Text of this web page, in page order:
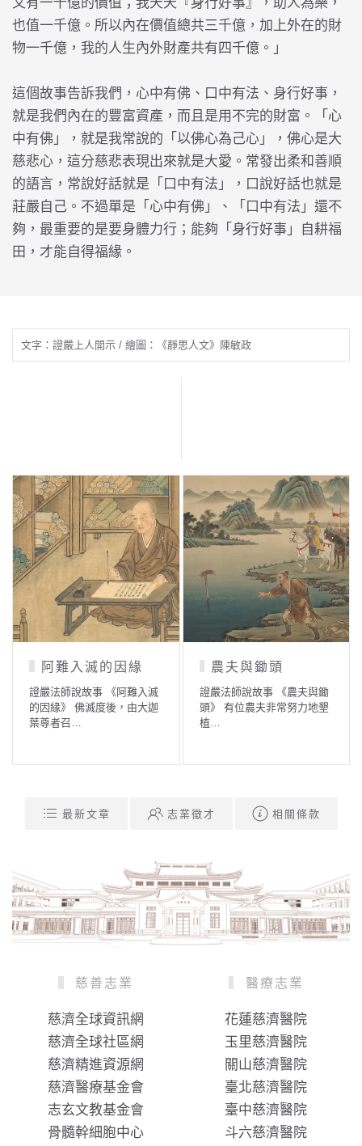
也值一千億。所以內在價值總共三千億，加上外在的財
物一千億，我的人生內外財產共有四千億。」
這個故事告訴我們，心中有佛、口中有法、身行好事，
就是我們內在的豐富資產，而且是用不完的財富。「心
中有佛」，就是我常說的「以佛心為己心」，佛心是大
慈悲心，這分慈悲表現出來就是大愛。常發出柔和善順
的語言，常說好話就是「口中有法」，口說好話也就是
莊嚴自己。不過單是「心中有佛」、「口中有法」還不
夠，最重要的是要身體力行；能夠「身行好事」自耕福
田，才能自得福緣。
文字：證嚴上人開示 / 繪圖：《靜思人文》陳敏政
阿難入滅的因緣
證嚴法師說故事 《阿難入滅
的因緣》 佛滅度後，由大迦
葉尊者召…
農夫與鋤頭
證嚴法師說故事 《農夫與鋤
頭》 有位農夫非常努力地墾
植…
最新文章 志業徵才 相關條款
慈善志業
慈濟全球資訊網
慈濟全球社區網
慈濟精進資源網
慈濟醫療基金會
志玄文教基金會
骨髓幹細胞中心
醫療志業
花蓮慈濟醫院
玉里慈濟醫院
關山慈濟醫院
臺北慈濟醫院
臺中慈濟醫院
斗六慈濟醫院